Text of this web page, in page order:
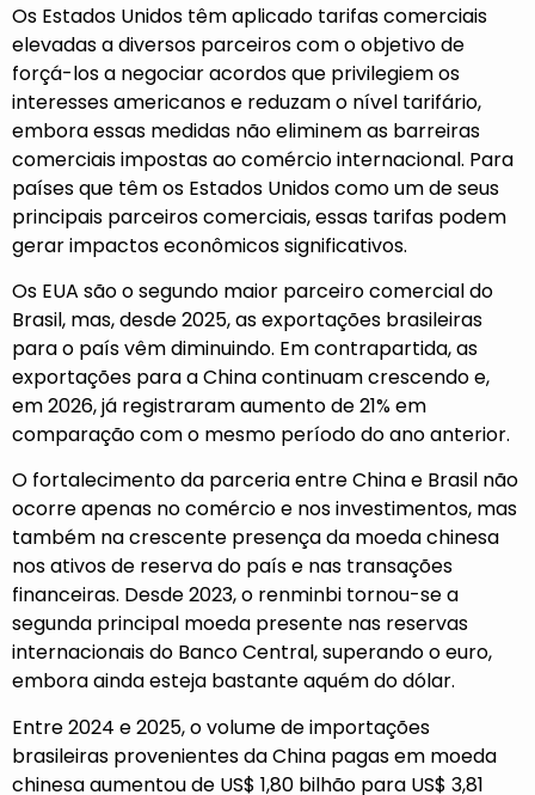
Os Estados Unidos têm aplicado tarifas comerciais
elevadas a diversos parceiros com o objetivo de
forçá-los a negociar acordos que privilegiem os
interesses americanos e reduzam o nível tarifário,
embora essas medidas não eliminem as barreiras
comerciais impostas ao comércio internacional. Para
países que têm os Estados Unidos como um de seus
principais parceiros comerciais, essas tarifas podem
gerar impactos econômicos significativos.
Os EUA são o segundo maior parceiro comercial do
Brasil, mas, desde 2025, as exportações brasileiras
para o país vêm diminuindo. Em contrapartida, as
exportações para a China continuam crescendo e,
em 2026, já registraram aumento de 21% em
comparação com o mesmo período do ano anterior.
O fortalecimento da parceria entre China e Brasil não
ocorre apenas no comércio e nos investimentos, mas
também na crescente presença da moeda chinesa
nos ativos de reserva do país e nas transações
financeiras. Desde 2023, o renminbi tornou-se a
segunda principal moeda presente nas reservas
internacionais do Banco Central, superando o euro,
embora ainda esteja bastante aquém do dólar.
Entre 2024 e 2025, o volume de importações
brasileiras provenientes da China pagas em moeda
chinesa aumentou de US$ 1,80 bilhão para US$ 3,81